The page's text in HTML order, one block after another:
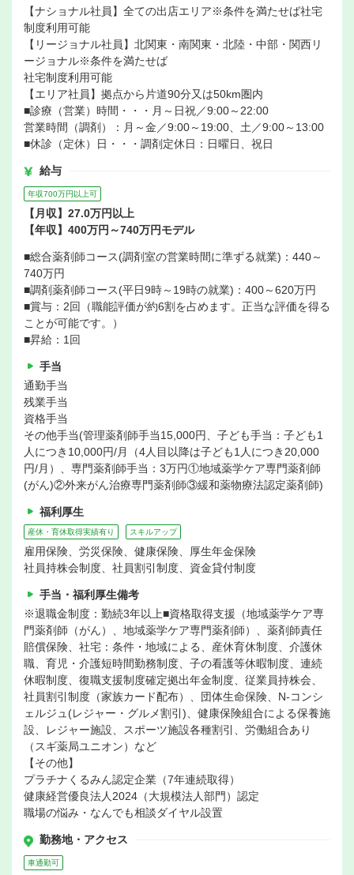
【ナショナル社員】全ての出店エリア※条件を満たせば社宅
制度利用可能
【リージョナル社員】北関東・南関東・北陸・中部・関西リ
ージョナル※条件を満たせば
社宅制度利用可能
【エリア社員】拠点から片道90分又は50km圏内
■診療（営業）時間・・・月～日祝／9:00～22:00
営業時間（調剤）：月～金／9:00～19:00、土／9:00～13:00
■休診（定休）日・・・調剤定休日：日曜日、祝日
給与
年収700万円以上可
【月収】27.0万円以上
【年収】400万円～740万円モデル
■総合薬剤師コース(調剤室の営業時間に準ずる就業)：440～
740万円
■調剤薬剤師コース(平日9時～19時の就業)：400～620万円
■賞与：2回（職能評価が約6割を占めます。正当な評価を得る
ことが可能です。）
■昇給：1回
手当
通勤手当
残業手当
資格手当
その他手当(管理薬剤師手当15,000円、子ども手当：子ども1
人につき10,000円/月（4人目以降は子ども1人につき20,000
円/月）、専門薬剤師手当：3万円①地域薬学ケア専門薬剤師
(がん)②外来がん治療専門薬剤師③緩和薬物療法認定薬剤師)
福利厚生
産休・育休取得実績有り スキルアップ
雇用保険、労災保険、健康保険、厚生年金保険
社員持株会制度、社員割引制度、資金貸付制度
手当・福利厚生備考
※退職金制度：勤続3年以上■資格取得支援（地域薬学ケア専
門薬剤師（がん）、地域薬学ケア専門薬剤師）、薬剤師責任
賠償保険、社宅：条件・地域による、産休育休制度、介護休
職、育児・介護短時間勤務制度、子の看護等休暇制度、連続
休暇制度、復職支援制度確定拠出年金制度、従業員持株会、
社員割引制度（家族カード配布）、団体生命保険、N-コンシ
ェルジュ(レジャー・グルメ割引)、健康保険組合による保養施
設、レジャー施設、スポーツ施設各種割引、労働組合あり
（スギ薬局ユニオン）など
【その他】
プラチナくるみん認定企業（7年連続取得）
健康経営優良法人2024（大規模法人部門）認定
職場の悩み・なんでも相談ダイヤル設置
勤務地・アクセス
車通勤可